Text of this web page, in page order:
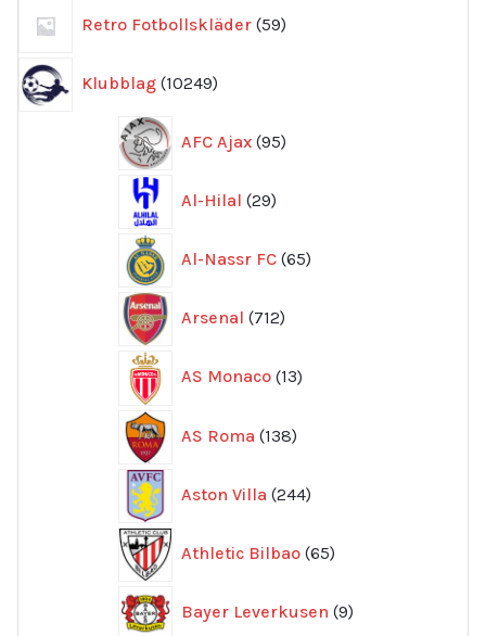
Retro Fotbollskläder 59
produkter
Klubblag 10249
produkter
AFC Ajax 95
produkter
Al-Hilal 29
produkter
Al-Nassr FC 65
produkter
Arsenal 712
produkter
AS Monaco 13
produkter
AS Roma 138
produkter
Aston Villa 244
produkter
Athletic Bilbao 65
produkter
Bayer Leverkusen 9
produkter